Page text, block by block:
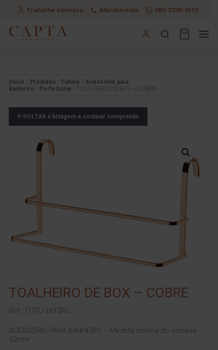
Trabalhe conosco Atendimento (85) 3238-2613
Início Produtos Future
Acessório para
Banheiro
Perfezione / TOALHEIRO DE BOX – COBRE
VOLTAR à listagem e continar comprando
TOALHEIRO DE BOX – COBRE
Ref.: FUTU-1612RG
ACESSÓRIO PARA BANHEIRO – Medida interna do encaixe
52mm